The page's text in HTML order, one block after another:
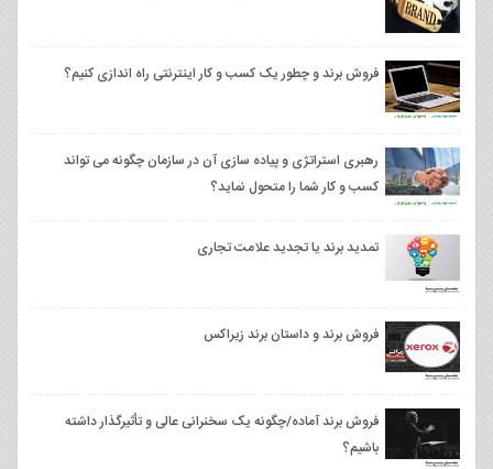
فروش برند و چطور یک کسب و کار اینترنتی راه اندازی کنیم؟
رهبری استراتژی و پیاده سازی آن در سازمان چگونه می تواند
کسب و کار شما را متحول نماید؟
تمدید برند یا تجدید علامت تجاری
فروش برند و داستان برند زیراکس
فروش برند آماده/چگونه یک سخنرانی عالی و تأثیرگذار داشته
باشیم؟